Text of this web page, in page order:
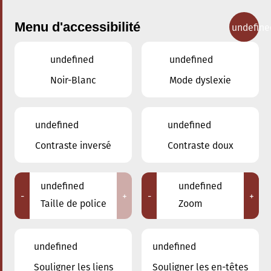
Concerts
Adresse
Menu d'accessibilité
undefined
Noir-Blanc
undefined
Mode dyslexie
undefined
Contraste inversé
undefined
Contraste doux
-
undefined
Taille de police
+ -
undefined
Zoom
+
undefined
Souligner les liens
undefined
Souligner les en-têtes